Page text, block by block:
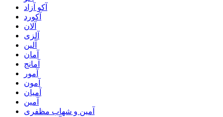
آکو آزاد
آکورد
آلان
آلزی
آلین
آمان
آمانج
آمور
آمون
آمیان
آمین
آمین و شهاب مظفری